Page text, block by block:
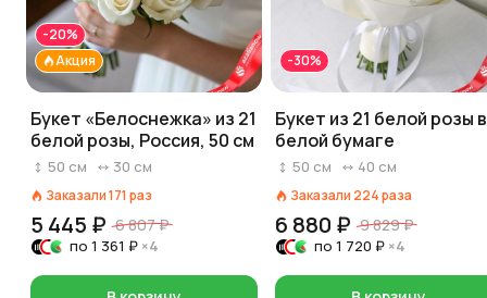
Акция
-20%
Букет «Белоснежка» из 21
белой розы, Россия, 50 см
50 см 30 см
Заказали171 раз
5 445 ₽ 6 807 ₽
по 1 361 ₽ ×4
-30%
Букет из 21 белой розы в
белой бумаге
50 см 40 см
Заказали 224раза
6 880 ₽ 9 829 ₽
по 1 720 ₽ ×4